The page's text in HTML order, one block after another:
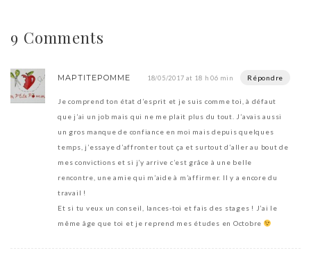
9 Comments
MAPTITEPOMME 18/05/2017 at 18 h 06 min Répondre
Je comprend ton état d’esprit et je suis comme toi, à défaut
que j’ai un job mais qui ne me plait plus du tout. J’avais aussi
un gros manque de confiance en moi mais depuis quelques
temps, j’essaye d’affronter tout ça et surtout d’aller au bout de
mes convictions et si j’y arrive c’est grâce à une belle
rencontre, une amie qui m’aide à m’affirmer. Il y a encore du
travail !
Et si tu veux un conseil, lances-toi et fais des stages ! J’ai le
même âge que toi et je reprend mes études en Octobre